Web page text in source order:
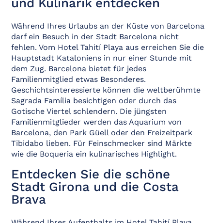
und Kulinarik entdecken
Während Ihres Urlaubs an der Küste von Barcelona
darf ein Besuch in der Stadt Barcelona nicht
fehlen. Vom Hotel Tahití Playa aus erreichen Sie die
Hauptstadt Kataloniens in nur einer Stunde mit
dem Zug. Barcelona bietet für jedes
Familienmitglied etwas Besonderes.
Geschichtsinteressierte können die weltberühmte
Sagrada Família besichtigen oder durch das
Gotische Viertel schlendern. Die jüngsten
Familienmitglieder werden das Aquarium von
Barcelona, den Park Güell oder den Freizeitpark
Tibidabo lieben. Für Feinschmecker sind Märkte
wie die Boqueria ein kulinarisches Highlight.
Entdecken Sie die schöne
Stadt Girona und die Costa
Brava